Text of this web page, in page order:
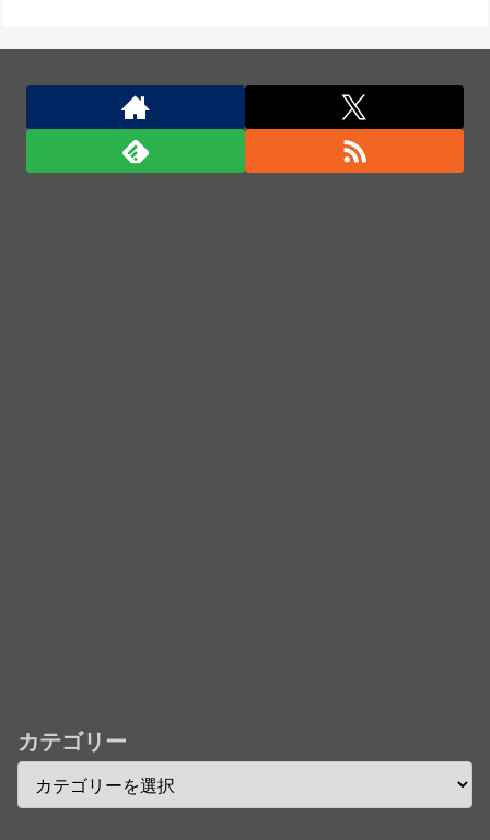
国産初、遠隔監視型の自動運転トラクター…クボタが
来春に発売！
Powered by livedoor 相互RSS
カテゴリー